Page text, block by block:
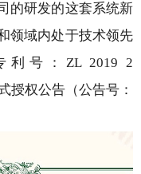
的研发的这套系统新
领域内处于技术领先
号：ZL 2019 2
授权公告（公告号：